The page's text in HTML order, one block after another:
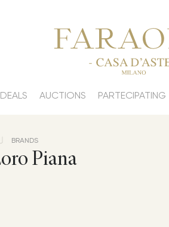
AUCTIONS PARTECIPATING
BRANDS
Piana